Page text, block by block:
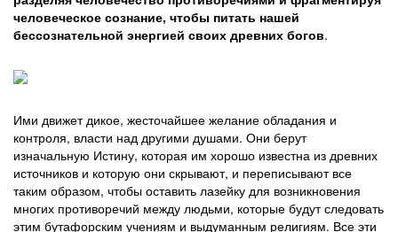
человеческое сознание, чтобы питать нашей
бессознательной энергией своих древних богов.
Ими движет дикое, жесточайшее желание обладания и
контроля, власти над другими душами. Они берут
изначальную Истину, которая им хорошо известна из древних
источников и которую они скрывают, и переписывают все
таким образом, чтобы оставить лазейку для возникновения
многих противоречий между людьми, которые будут следовать
этим бутафорским учениям и выдуманным религиям. Все эти